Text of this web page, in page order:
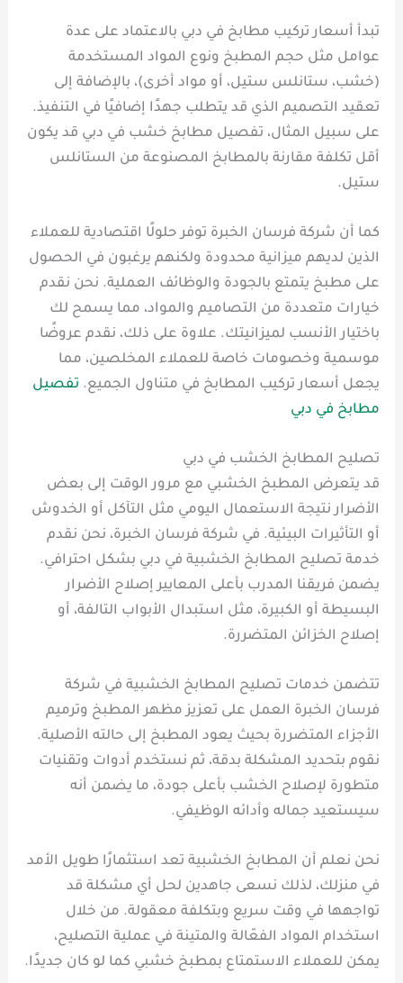
تبدأ أسعار تركيب مطابخ في دبي بالاعتماد على عدة
عوامل مثل حجم المطبخ ونوع المواد المستخدمة
(خشب، ستانلس ستيل، أو مواد أخرى)، بالإضافة إلى
تعقيد التصميم الذي قد يتطلب جهدًا إضافيًا في التنفيذ.
على سبيل المثال، تفصيل مطابخ خشب في دبي قد يكون
أقل تكلفة مقارنة بالمطابخ المصنوعة من الستانلس
ستيل.
كما أن شركة فرسان الخبرة توفر حلولًا اقتصادية للعملاء
الذين لديهم ميزانية محدودة ولكنهم يرغبون في الحصول
على مطبخ يتمتع بالجودة والوظائف العملية. نحن نقدم
خيارات متعددة من التصاميم والمواد، مما يسمح لك
باختيار الأنسب لميزانيتك. علاوة على ذلك، نقدم عروضًا
موسمية وخصومات خاصة للعملاء المخلصين، مما
يجعل أسعار تركيب المطابخ في متناول الجميع. تفصيل
مطابخ في دبي
تصليح المطابخ الخشب في دبي
قد يتعرض المطبخ الخشبي مع مرور الوقت إلى بعض
الأضرار نتيجة الاستعمال اليومي مثل التآكل أو الخدوش
أو التأثيرات البيئية. في شركة فرسان الخبرة، نحن نقدم
خدمة تصليح المطابخ الخشبية في دبي بشكل احترافي.
يضمن فريقنا المدرب بأعلى المعايير إصلاح الأضرار
البسيطة أو الكبيرة، مثل استبدال الأبواب التالفة، أو
إصلاح الخزائن المتضررة.
تتضمن خدمات تصليح المطابخ الخشبية في شركة
فرسان الخبرة العمل على تعزيز مظهر المطبخ وترميم
الأجزاء المتضررة بحيث يعود المطبخ إلى حالته الأصلية.
نقوم بتحديد المشكلة بدقة، ثم نستخدم أدوات وتقنيات
متطورة لإصلاح الخشب بأعلى جودة، ما يضمن أنه
سيستعيد جماله وأدائه الوظيفي.
نحن نعلم أن المطابخ الخشبية تعد استثمارًا طويل الأمد
في منزلك، لذلك نسعى جاهدين لحل أي مشكلة قد
تواجهها في وقت سريع وبتكلفة معقولة. من خلال
استخدام المواد الفعّالة والمتينة في عملية التصليح،
يمكن للعملاء الاستمتاع بمطبخ خشبي كما لو كان جديدًا.